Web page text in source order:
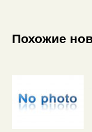
Похожие